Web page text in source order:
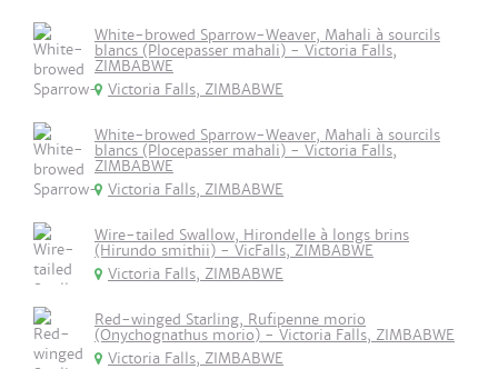
White-browed Sparrow-Weaver, Mahali à sourcils
blancs (Plocepasser mahali) - Victoria Falls,
ZIMBABWE
Victoria Falls, ZIMBABWE
White-browed Sparrow-Weaver, Mahali à sourcils
blancs (Plocepasser mahali) - Victoria Falls,
ZIMBABWE
Victoria Falls, ZIMBABWE
Wire-tailed Swallow, Hirondelle à longs brins
(Hirundo smithii) - VicFalls, ZIMBABWE
Victoria Falls, ZIMBABWE
Red-winged Starling, Rufipenne morio
(Onychognathus morio) - Victoria Falls, ZIMBABWE
Victoria Falls, ZIMBABWE